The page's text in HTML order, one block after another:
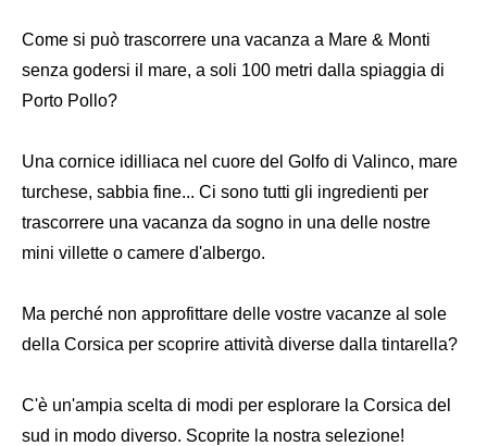
Come si può trascorrere una vacanza a Mare & Monti
senza godersi il mare, a soli 100 metri dalla spiaggia di
Porto Pollo?
Una cornice idilliaca nel cuore del Golfo di Valinco, mare
turchese, sabbia fine... Ci sono tutti gli ingredienti per
trascorrere una vacanza da sogno in una delle nostre
mini villette o camere d'albergo.
Ma perché non approfittare delle vostre vacanze al sole
della Corsica per scoprire attività diverse dalla tintarella?
C'è un'ampia scelta di modi per esplorare la Corsica del
sud in modo diverso. Scoprite la nostra selezione!